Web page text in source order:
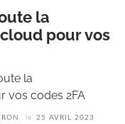
la
pour vos
la
vos codes 2FA
le
25 AVRIL 2023